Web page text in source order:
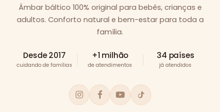
Âmbar báltico 100% original para bebês, crianças e
adultos. Conforto natural e bem-estar para toda a
família.
Desde 2017
cuidando de famílias
+1 milhão
de atendimentos
34 países
já atendidos